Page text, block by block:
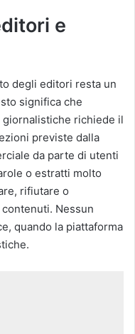
e
degli editori resta un
significa che
giornalistiche richiede il
previste dalla
da parte di utenti
o estratti molto
rifiutare o
Nessun
quando la piattaforma